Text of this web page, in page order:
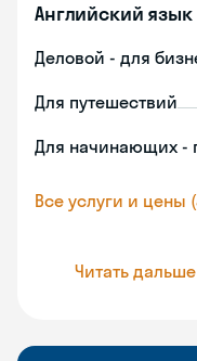
Английский язык
Деловой - для
Для путешествий
Для начинающих -
Все услуги и цены
Читать дальше